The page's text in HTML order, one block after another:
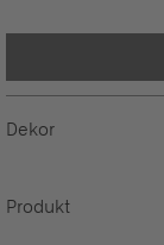
Dekor
Produkt